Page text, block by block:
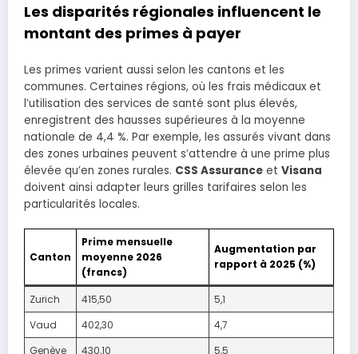
Les disparités régionales influencent le
montant des primes à payer
Les primes varient aussi selon les cantons et les
communes. Certaines régions, où les frais médicaux et
l’utilisation des services de santé sont plus élevés,
enregistrent des hausses supérieures à la moyenne
nationale de 4,4 %. Par exemple, les assurés vivant dans
des zones urbaines peuvent s’attendre à une prime plus
élevée qu’en zones rurales. CSS Assurance et Visana
doivent ainsi adapter leurs grilles tarifaires selon les
particularités locales.
Canton
Prime mensuelle
moyenne 2026
(francs)
Augmentation par
rapport à 2025 (%)
Zurich 415,50
5,1
Vaud
402,30
4,7
Genève
430,10
5,5